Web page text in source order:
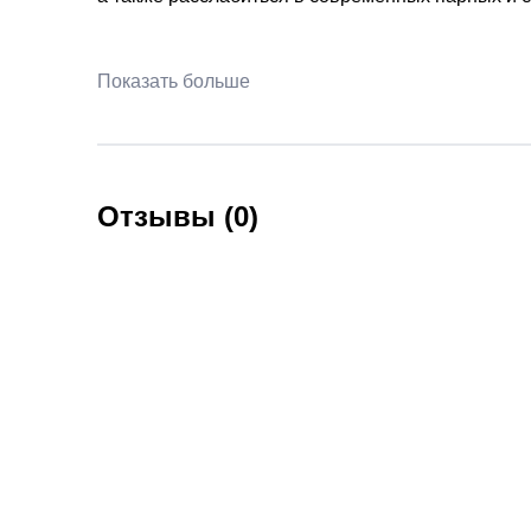
Показать больше
Отзывы (0)